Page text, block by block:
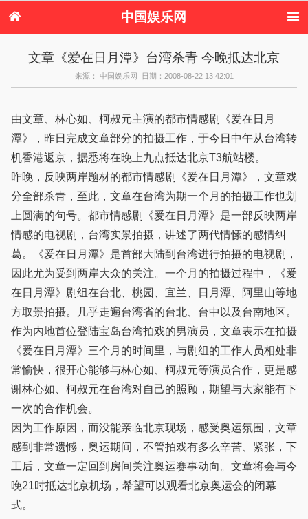
中国娱乐网
港台娱乐
日本娱乐 韩国娱乐
欧美娱乐
音乐新闻 影视新闻
内地明星八卦
八卦
文章《爱在日月潭》台湾杀青 今晚抵达北京
来源： 中国娱乐网 日期：2008-08-22 13:42:01
由文章、林心如、柯叔元主演的都市情感剧《爱在日月
潭》，昨日完成文章部分的拍摄工作，于今日中午从台湾转
机香港返京，据悉将在晚上九点抵达北京T3航站楼。
昨晚，反映两岸题材的都市情感剧《爱在日月潭》，文章戏
分全部杀青，至此，文章在台湾为期一个月的拍摄工作也划
上圆满的句号。都市情感剧《爱在日月潭》是一部反映两岸
情感的电视剧，台湾实景拍摄，讲述了两代情愫的感情纠
葛。《爱在日月潭》是首部大陆到台湾进行拍摄的电视剧，
因此尤为受到两岸大众的关注。一个月的拍摄过程中，《爱
在日月潭》剧组在台北、桃园、宜兰、日月潭、阿里山等地
方取景拍摄。几乎走遍台湾省的台北、台中以及台南地区。
作为内地首位登陆宝岛台湾拍戏的男演员，文章表示在拍摄
《爱在日月潭》三个月的时间里，与剧组的工作人员相处非
常愉快，很开心能够与林心如、柯叔元等演员合作，更是感
谢林心如、柯叔元在台湾对自己的照顾，期望与大家能有下
一次的合作机会。
因为工作原因，而没能亲临北京现场，感受奥运氛围，文章
感到非常遗憾，奥运期间，不管拍戏有多么辛苦、紧张，下
工后，文章一定回到房间关注奥运赛事动向。文章将会与今
晚21时抵达北京机场，希望可以观看北京奥运会的闭幕
式。